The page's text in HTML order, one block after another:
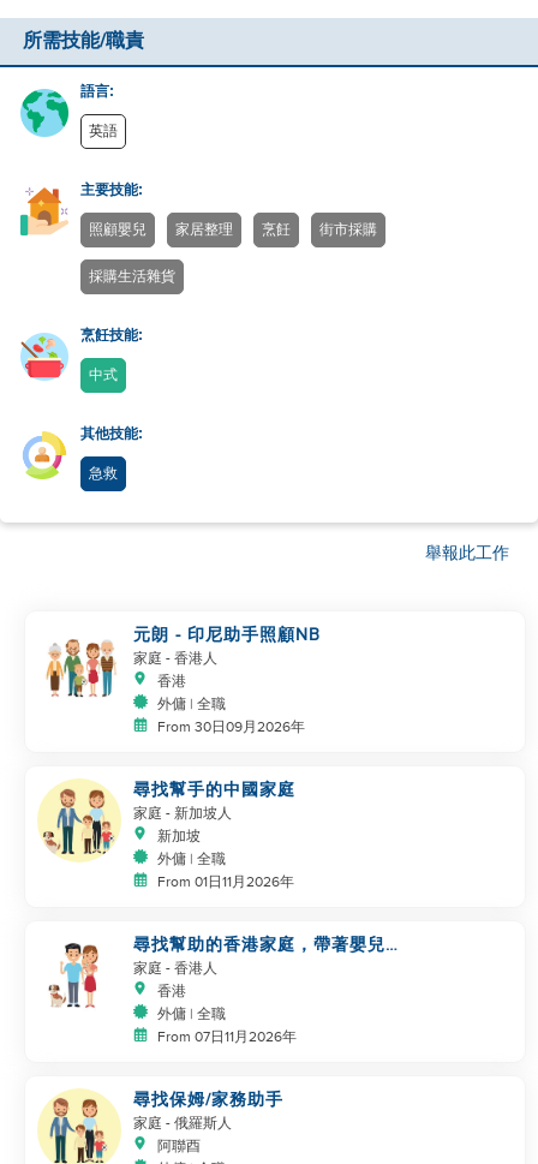
所需技能/職責
語言:
英語
主要技能:
照顧嬰兒 家居整理 烹飪 街市採購
採購生活雜貨
烹飪技能:
中式
其他技能:
急救
舉報此工作
元朗 - 印尼助手照顧NB
家庭 - 香港人
香港
外傭 | 全職
From 30日09月2026年
尋找幫手的中國家庭
家庭 - 新加坡人
新加坡
外傭 | 全職
From 01日11月2026年
尋找幫助的香港家庭，帶著嬰兒和
寵物
家庭 - 香港人
香港
外傭 | 全職
From 07日11月2026年
尋找保姆/家務助手
家庭 - 俄羅斯人
阿聯酉